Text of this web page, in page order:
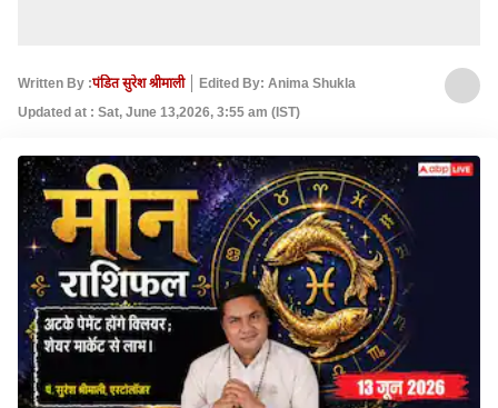
Written By :पंडित सुरेश श्रीमाली
Edited By: Anima Shukla
Updated at : Sat, June 13,2026, 3:55 am (IST)